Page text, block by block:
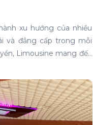
xu hướng của nhiều
và đẳng cấp trong mỗi
Limousine mang đến
Limousine đúng
sàng quay lại và gần như
nữa.